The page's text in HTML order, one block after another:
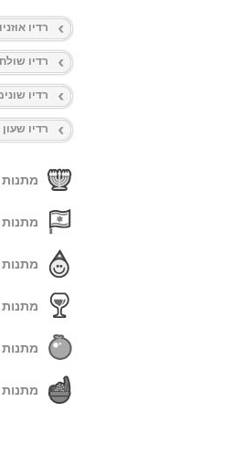
רדיו
רדיו
רדיו
רדיו שעון
מתנות
מתנות